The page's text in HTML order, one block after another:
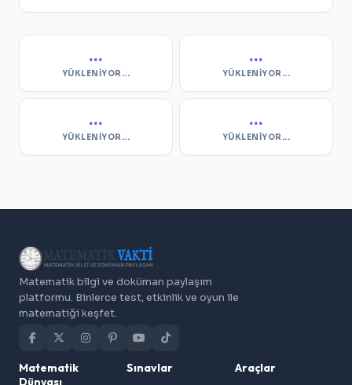
...
YÜKLENIYOR...
...
YÜKLENIYOR...
...
YÜKLENIYOR...
...
YÜKLENIYOR...
Matematik bilgi ve doküman paylaşım
platformu. Binlerce test, etkinlik ve oyun ile
matematiği keşfet.
Matematik
Dünyası
Sınavlar Araçlar